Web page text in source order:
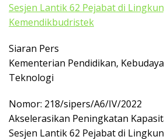
k
a
Sesjen Lantik 62 Pejabat di
Kemendikbudristek
Siaran Pers
Kementerian Pendidikan,
Teknologi
Nomor: 218/sipers/A6/IV/2022
Akselerasikan Peningkatan
Sesjen Lantik 62 Pejabat di